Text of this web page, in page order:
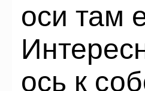
оси там
ось к